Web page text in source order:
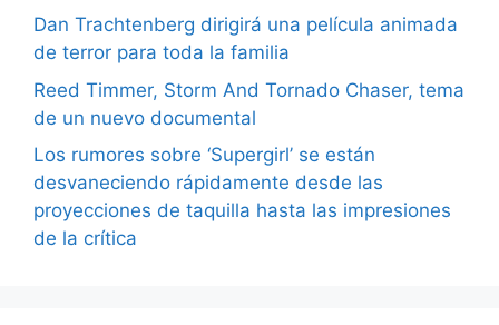
Dan Trachtenberg dirigirá una película animada
de terror para toda la familia
Reed Timmer, Storm And Tornado Chaser, tema
de un nuevo documental
Los rumores sobre ‘Supergirl’ se están
desvaneciendo rápidamente desde las
proyecciones de taquilla hasta las impresiones
de la crítica